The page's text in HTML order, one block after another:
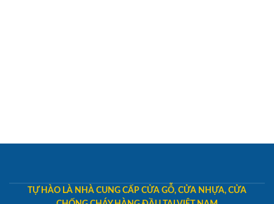
TỰ HÀO LÀ NHÀ CUNG CẤP CỬA GỖ, CỬA NHỰA, CỬA